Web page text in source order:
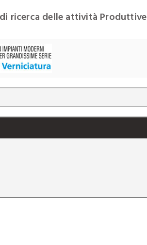
ricerca delle attività Produttive